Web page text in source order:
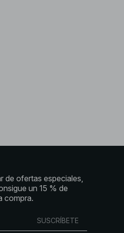
de ofertas especiales,
un 15 % de
compra.
SUSCRÍBETE